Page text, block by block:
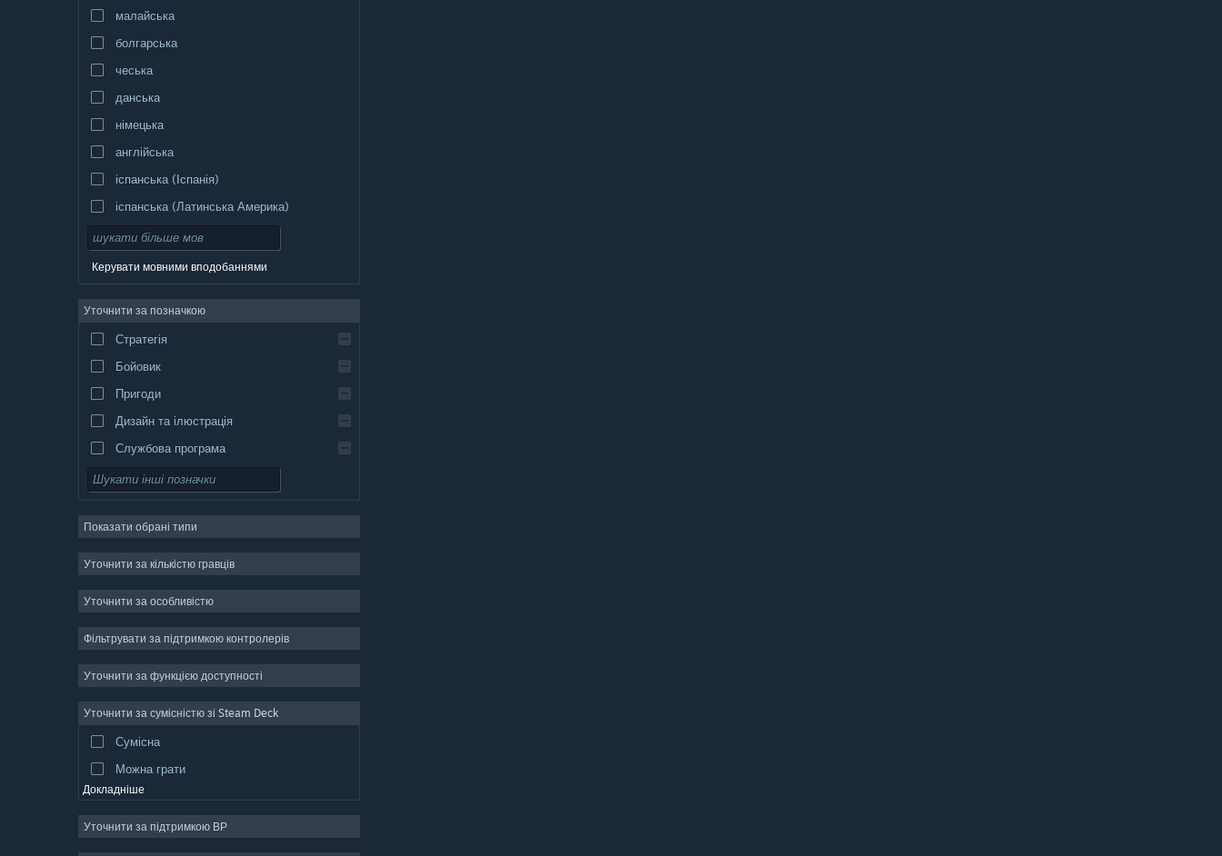
малайська
болгарська
чеська
данська
німецька
англійська
іспанська (Іспанія)
іспанська (Латинська Америка)
Керувати мовними вподобаннями
Уточнити за позначкою
Стратегія
Бойовик
Пригоди
Дизайн та ілюстрація
Службова програма
Вільний доступ
Масова багатокористувацька
Симулятор
Створення відео
Обробка фотографій
Показати обрані типи
Уточнити за кількістю гравців
Уточнити за особливістю
Фільтрувати за підтримкою контролерів
Уточнити за функцією доступності
Уточнити за сумісністю зі Steam Deck
Сумісна
Можна грати
Докладніше
Уточнити за підтримкою ВР